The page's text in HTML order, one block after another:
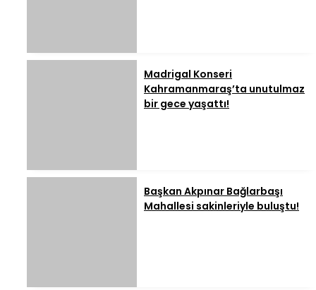
Madrigal Konseri
Kahramanmaraş’ta unutulmaz
bir gece yaşattı!
Başkan Akpınar Bağlarbaşı
Mahallesi sakinleriyle buluştu!